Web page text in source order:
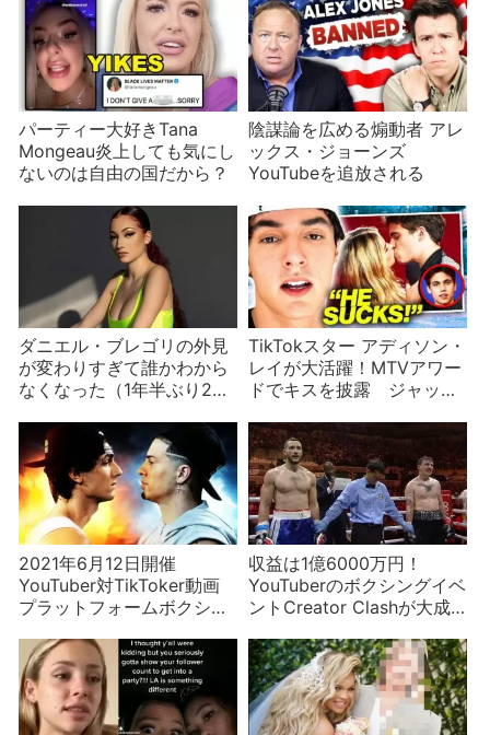
パーティー大好きTana
Mongeau炎上しても気にし
ないのは自由の国だから？
陰謀論を広める煽動者 アレ
ックス・ジョーンズ
YouTubeを追放される
ダニエル・ブレゴリの外見
が変わりすぎて誰かわから
なくなった（1年半ぶり2回
TikTokスター アディソン・
レイが大活躍！MTVアワー
ドでキスを披露 ジャッ
当？
2021年6月12日開催
YouTuber対TikToker動画
プラットフォームボクシン
収益は1億6000万円！
YouTuberのボクシングイベ
ントCreator Clashが大成